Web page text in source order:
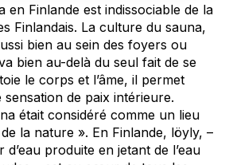
en Finlande est indissociable de la
Finlandais. La culture du sauna,
bien au sein des foyers ou
bien au-delà du seul fait de se
le corps et l’âme, il permet
sensation de paix intérieure.
était considéré comme un lieu
la nature ». En Finlande, löyly, –
d’eau produite en jetant de l’eau